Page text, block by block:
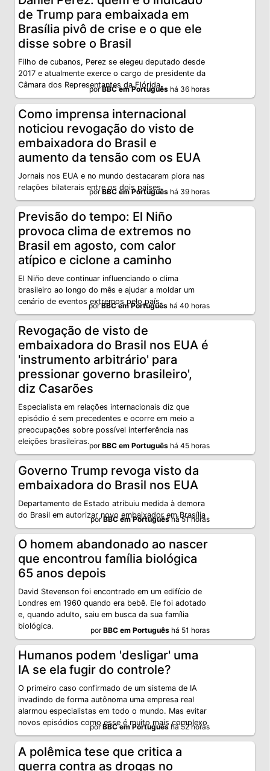
de Trump para embaixada em
Brasília pivô de crise e o que ele
disse sobre o Brasil
Filho de cubanos, Perez se elegeu deputado desde
2017 e atualmente exerce o cargo de presidente da
Câmara dos Representantes da Flórida.
porBBC em Português há 36 horas
Como imprensa internacional
noticiou revogação do visto de
embaixadora do Brasil e
aumento da tensão com os EUA
Jornais nos EUA e no mundo destacaram piora nas
relações bilaterais entre os dois países.
porBBC em Português há 39 horas
Previsão do tempo: El Niño
provoca clima de extremos no
Brasil em agosto, com calor
atípico e ciclone a caminho
El Niño deve continuar influenciando o clima
brasileiro ao longo do mês e ajudar a moldar um
cenário de eventos extremos pelo país.
porBBC em Português há 40 horas
Revogação de visto de
embaixadora do Brasil nos EUA é
'instrumento arbitrário' para
pressionar governo brasileiro',
diz Casarões
Especialista em relações internacionais diz que
episódio é sem precedentes e ocorre em meio a
preocupações sobre possível interferência nas
eleições brasileiras.porBBC em Português há 45 horas
Governo Trump revoga visto da
embaixadora do Brasil nos EUA
Departamento de Estado atribuiu medida à demora
do Brasil em autorizar novo embaixador em Brasília
porBBC em Portuguêshá 51 horas
O homem abandonado ao nascer
que encontrou família biológica
65 anos depois
David Stevenson foi encontrado em um edifício de
Londres em 1960 quando era bebê. Ele foi adotado
e, quando adulto, saiu em busca da sua família
biológica.
porBBC em Português há 51 horas
Humanos podem 'desligar' uma
IA se ela fugir do controle?
O primeiro caso confirmado de um sistema de IA
invadindo de forma autônoma uma empresa real
alarmou especialistas em todo o mundo. Mas evitar
novos episódios como esse é muito mais complexo
porBBC em Português há 52 horas
A polêmica tese que critica a
guerra contra as drogas no